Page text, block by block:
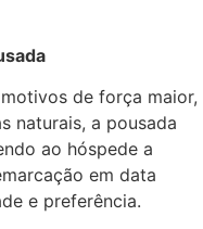
de força maior,
naturais, a pousada
ao hóspede a
em data
e preferência.